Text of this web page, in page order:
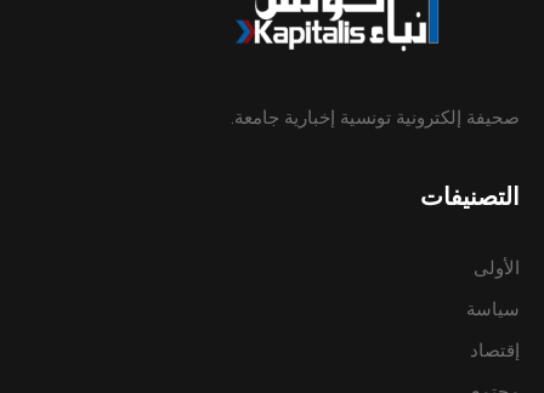
صحيفة إلكترونية تونسية إخبارية جامعة.
التصنيفات
الأولى
سياسة
إقتصاد